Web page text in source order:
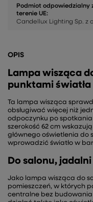
Podmiot odpowiedzialny
terenie UE:
Candellux Lighting Sp. z
OPIS
Lampa wisząca
punktami światła
Ta lampa wisząca
obsługiwać więcej niż
odpoczynku po spotkania
szerokość 62 cm
głównego oświetlenia do
wprowadzić światło w
Do salonu,
Jako lampa wisząca do
pomieszczeń, w których
centralne bez budowania